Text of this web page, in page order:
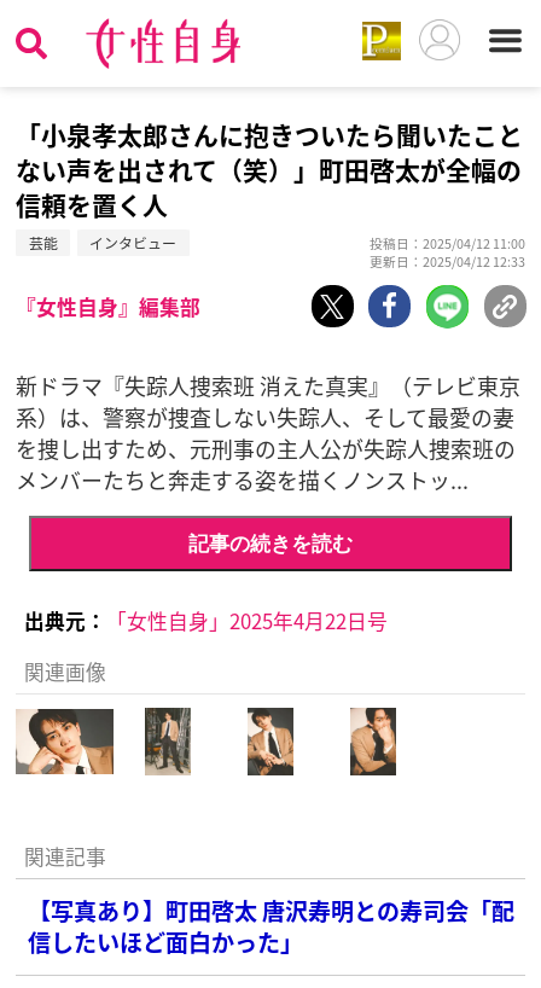
「小泉孝太郎さんに抱きついたら聞いたこと
ない声を出されて（笑）」町田啓太が全幅の
信頼を置く人
芸能 インタビュー
投稿日：2025/04/12 11:00
更新日：2025/04/12 12:33
『女性自身』編集部
新ドラマ『失踪人捜索班 消えた真実』（テレビ東京
系）は、警察が捜査しない失踪人、そして最愛の妻
を捜し出すため、元刑事の主人公が失踪人捜索班の
メンバーたちと奔走する姿を描くノンストッ...
記事の続きを読む
出典元：
「女性自身」2025年4月22日号
関連画像
関連記事
【写真あり】町田啓太 唐沢寿明との寿司会「配
信したいほど面白かった」